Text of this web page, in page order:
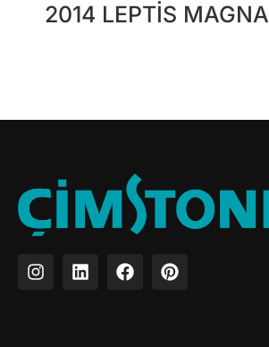
2014 LEPTIS MAGNA